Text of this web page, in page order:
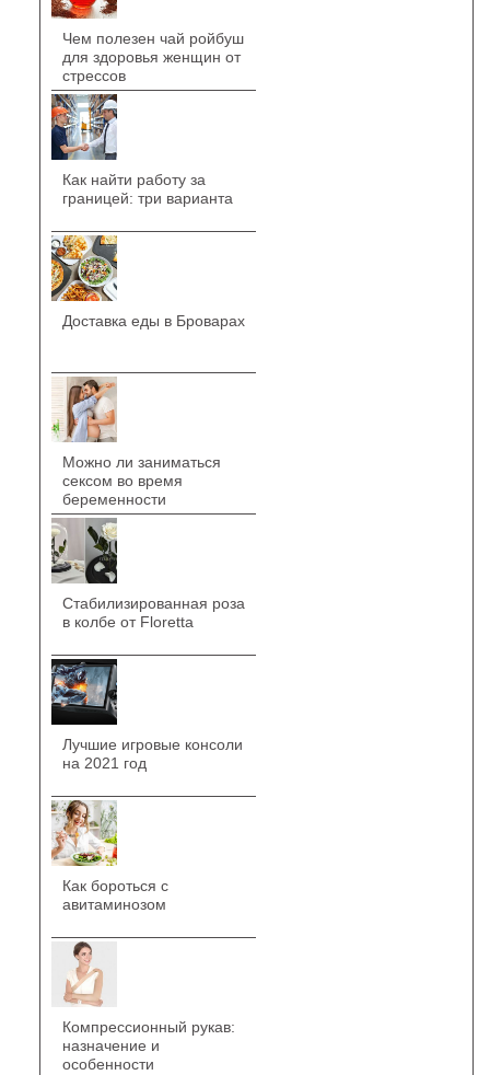
Чем полезен чай ройбуш
для здоровья женщин от
стрессов
Как найти работу за
границей: три варианта
Доставка еды в Броварах
Можно ли заниматься
сексом во время
беременности
Стабилизированная роза
в колбе от Floretta
Лучшие игровые консоли
на 2021 год
Как бороться с
авитаминозом
Компрессионный рукав:
назначение и
особенности